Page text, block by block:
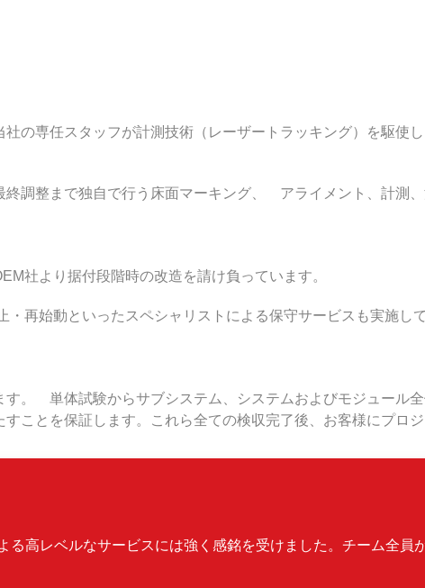
の専任スタッフが計測技術（レーザートラッキング）を駆使
調整まで独自で行う床面マーキング、 アライメント、計測
社より据付段階時の改造を請け負っています。
再始動といったスペシャリストによる保守サービスも実施
。 単体試験からサブシステム、システムおよびモジュール
ことを保証します。これら全ての検収完了後、お客様にプロジ
高レベルなサービスには強く感銘を受けました。チーム全員